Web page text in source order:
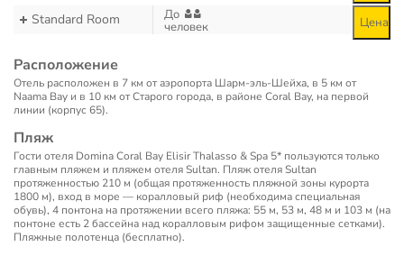
Standard Room До
человек Цена
Расположение
Отель расположен в 7 км от аэропорта Шарм-эль-Шейха, в 5 км от
Naama Bay и в 10 км от Старого города, в районе Coral Bay, на первой
линии (корпус 65).
Пляж
Гости отеля Domina Coral Bay Elisir Thalasso & Spa 5* пользуются только
главным пляжем и пляжем отеля Sultan. Пляж отеля Sultan
протяженностью 210 м (общая протяженность пляжной зоны курорта
1800 м), вход в море — коралловый риф (необходима специальная
обувь), 4 понтона на протяжении всего пляжа: 55 м, 53 м, 48 м и 103 м (на
понтоне есть 2 бассейна над коралловым рифом защищенные сетками).
Пляжные полотенца (бесплатно).